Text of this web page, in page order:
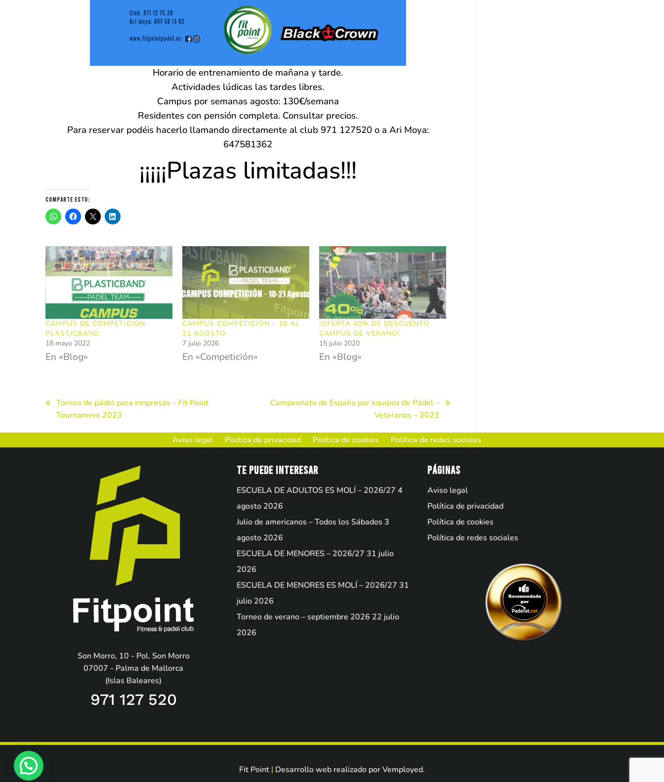
Horario de entrenamiento de mañana y tarde.
Actividades lúdicas las tardes libres.
Campus por semanas agosto: 130€/semana
Residentes con pensión completa. Consultar precios.
Para reservar podéis hacerlo llamando directamente al club 971 127520 o a Ari Moya:
647581362
¡¡¡¡¡Plazas limitadas!!!
Comparte esto:
CAMPUS DE COMPETICIÓN
PLASTICBAND
18 mayo 2022
En «Blog»
CAMPUS COMPETICIÓN – 10 AL
21 AGOSTO
7 julio 2026
En «Competición»
¡OFERTA 40% DE DESCUENTO
CAMPUS DE VERANO!
15 julio 2020
En «Blog»
Navegación
Torneo de pádel para empresas – Fit Point
Tournament 2023
Campeonato de España por equipos de Pádel –
Veteranos – 2023
Aviso legal Política de privacidad Política de cookies Política de redes sociales
Son Morro, 10 - Pol. Son Morro
07007 - Palma de Mallorca
(Islas Baleares)
971 127 520
Te puede interesar
ESCUELA DE ADULTOS ES MOLÍ – 2026/27 4
agosto 2026
Julio de americanos – Todos los Sábados 3
agosto 2026
ESCUELA DE MENORES – 2026/27 31 julio
2026
ESCUELA DE MENORES ES MOLÍ – 2026/27 31
julio 2026
Torneo de verano – septiembre 2026 22 julio
2026
Páginas
Aviso legal
Política de privacidad
Política de cookies
Política de redes sociales
Fit Point | Desarrollo web realizado porVemployed.